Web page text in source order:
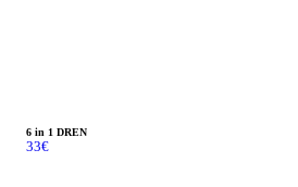
6 in 1 DREN
33€